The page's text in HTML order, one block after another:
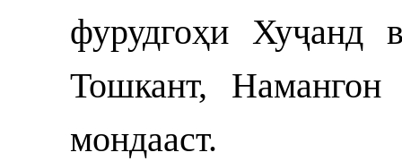
фурудгоҳи Хуҷанд
Тошкант,
мондааст.